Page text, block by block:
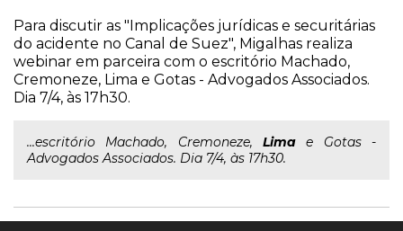
Para discutir as "Implicações jurídicas e securitárias
do acidente no Canal de Suez", Migalhas realiza
webinar em parceira com o escritório Machado,
Cremoneze, Lima e Gotas - Advogados Associados.
Dia 7/4, às 17h30.
...escritório Machado, Cremoneze, Lima e Gotas -
Advogados Associados. Dia 7/4, às 17h30.